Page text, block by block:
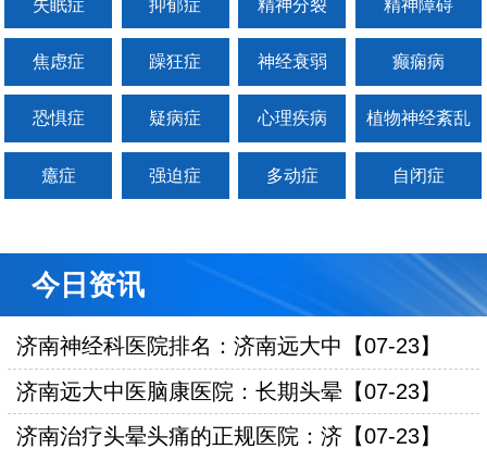
失眠症 抑郁症 精神分裂 精神障碍
焦虑症 躁狂症 神经衰弱 癫痫病
恐惧症 疑病症 心理疾病 植物神经紊乱
癔症 强迫症 多动症 自闭症
今日资讯
济南神经科医院排名：济南远大中【07-23】
济南远大中医脑康医院：长期头晕【07-23】
济南治疗头晕头痛的正规医院：济【07-23】